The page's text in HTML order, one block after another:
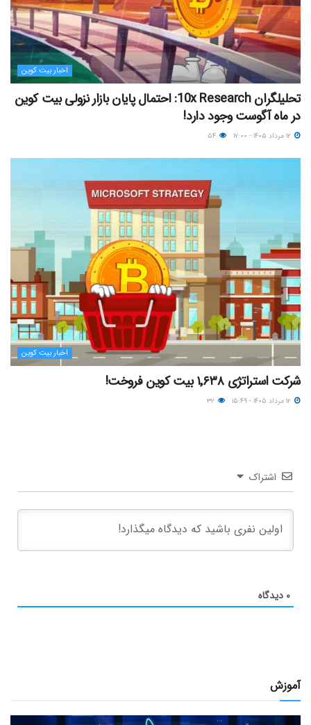
اخبار بیت کوین
تحلیلگران 10x Research: احتمال پایان بازار نزولی بیت کوین
در ماه آگوست وجود دارد!
اخبار بیت کوین
شرکت استراتژی ۱٬۶۳۸ بیت کوین فروخت!
اشتراک
۰ دیدگاه
آموزش